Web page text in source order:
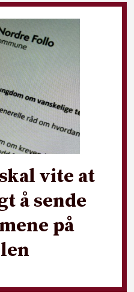
vite at
å sende
på